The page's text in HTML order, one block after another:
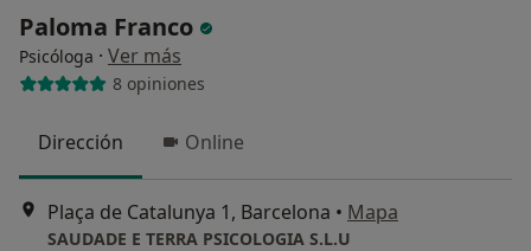
Paloma Franco
Psicóloga · Ver más
8 opiniones
Dirección Online
Plaça de Catalunya 1, Barcelona • Mapa
SAUDADE E TERRA PSICOLOGIA S.L.U